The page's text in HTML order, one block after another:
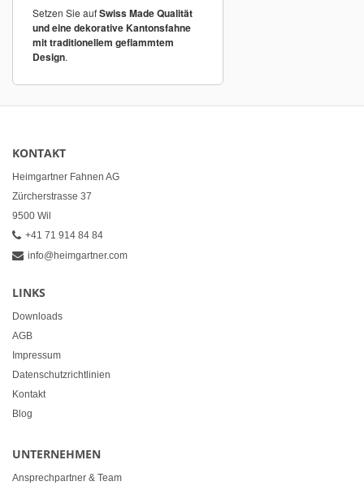
Setzen Sie aufSwiss Made Qualität
und eine dekorative Kantonsfahne
mit traditionellem geflammtem
Design.
KONTAKT
Heimgartner Fahnen AG
Zürcherstrasse 37
9500 Wil
+41 71 914 84 84
info@heimgartner.com
LINKS
Downloads
AGB
Impressum
Datenschutzrichtlinien
Kontakt
Blog
UNTERNEHMEN
Ansprechpartner & Team